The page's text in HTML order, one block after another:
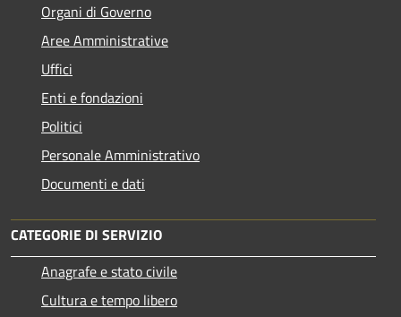
Organi di Governo
Aree Amministrative
Uffici
Enti e fondazioni
Politici
Personale Amministrativo
Documenti e dati
CATEGORIE DI SERVIZIO
Anagrafe e stato civile
Cultura e tempo libero